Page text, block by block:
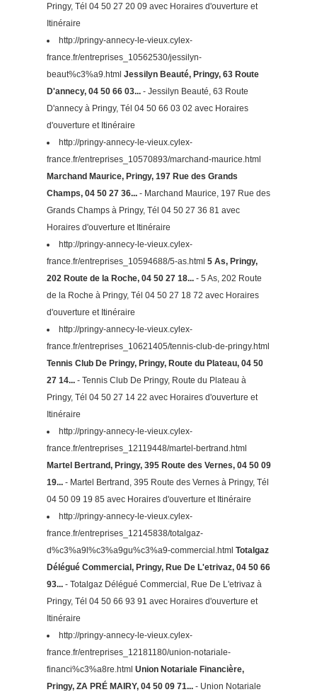
Pringy, Tél 04 50 27 20 09 avec Horaires d'ouverture et
Itinéraire
http://pringy-annecy-le-vieux.cylex-
france.fr/entreprises_10562530/jessilyn-
beaut%c3%a9.html Jessilyn Beauté, Pringy, 63 Route
D'annecy, 04 50 66 03...- Jessilyn Beauté, 63 Route
D'annecy à Pringy, Tél 04 50 66 03 02 avec Horaires
d'ouverture et Itinéraire
http://pringy-annecy-le-vieux.cylex-
france.fr/entreprises_10570893/marchand-maurice.html
Marchand Maurice, Pringy, 197 Rue des Grands
Champs, 04 50 27 36...- Marchand Maurice, 197 Rue des
Grands Champs à Pringy, Tél 04 50 27 36 81 avec
Horaires d'ouverture et Itinéraire
http://pringy-annecy-le-vieux.cylex-
france.fr/entreprises_10594688/5-as.html 5 As, Pringy,
202 Route de la Roche, 04 50 27 18...- 5 As, 202 Route
de la Roche à Pringy, Tél 04 50 27 18 72 avec Horaires
d'ouverture et Itinéraire
http://pringy-annecy-le-vieux.cylex-
france.fr/entreprises_10621405/tennis-club-de-pringy.html
Tennis Club De Pringy, Pringy, Route du Plateau, 04 50
27 14...- Tennis Club De Pringy, Route du Plateau à
Pringy, Tél 04 50 27 14 22 avec Horaires d'ouverture et
Itinéraire
http://pringy-annecy-le-vieux.cylex-
france.fr/entreprises_12119448/martel-bertrand.html
Martel Bertrand, Pringy, 395 Route des Vernes, 04 50 09
19...- Martel Bertrand, 395 Route des Vernes à Pringy, Tél
04 50 09 19 85 avec Horaires d'ouverture et Itinéraire
http://pringy-annecy-le-vieux.cylex-
france.fr/entreprises_12145838/totalgaz-
d%c3%a9l%c3%a9gu%c3%a9-commercial.html Totalgaz
Délégué Commercial, Pringy, Rue De L'etrivaz, 04 50 66
93...- Totalgaz Délégué Commercial, Rue De L'etrivaz à
Pringy, Tél 04 50 66 93 91 avec Horaires d'ouverture et
Itinéraire
http://pringy-annecy-le-vieux.cylex-
france.fr/entreprises_12181180/union-notariale-
financi%c3%a8re.html Union Notariale Financière,
Pringy, ZA PRÉ MAIRY, 04 50 09 71...- Union Notariale